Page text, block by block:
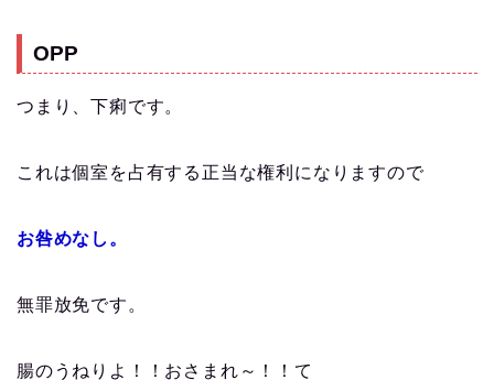
OPP
つまり、下痢です。
これは個室を占有する正当な権利になりますので
お咎めなし。
無罪放免です。
腸のうねりよ！！おさまれ～！！て